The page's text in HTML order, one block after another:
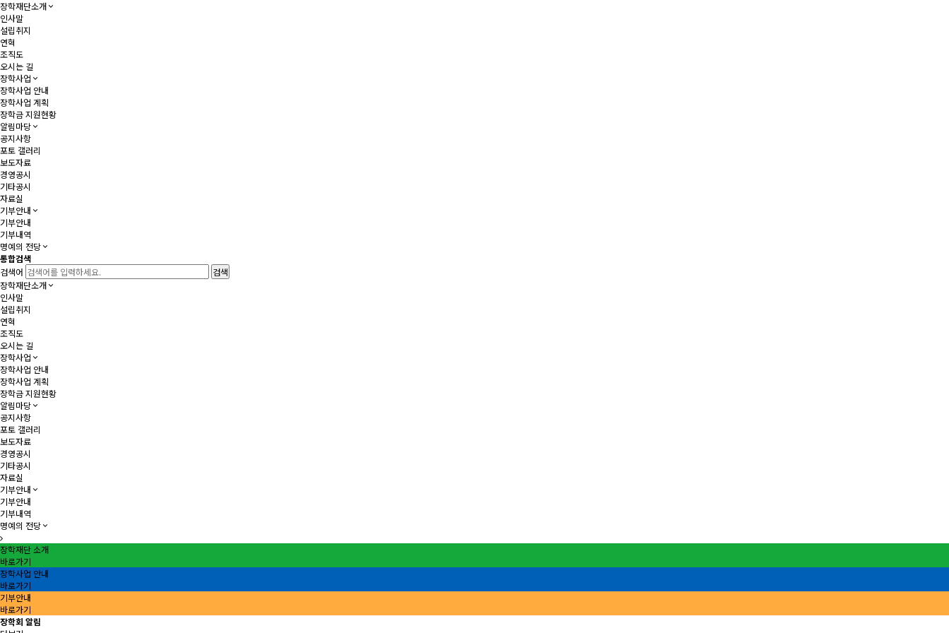
장학재단소개
인사말
설립취지
연혁
조직도
오시는 길
장학사업
장학사업 안내
장학사업 계획
장학금 지원현황
알림마당
공지사항
포토 갤러리
보도자료
경영공시
기타공시
자료실
기부안내
기부안내
기부내역
명예의 전당
통합검색
검색어
장학재단소개
인사말
설립취지
연혁
조직도
오시는 길
장학사업
장학사업 안내
장학사업 계획
장학금 지원현황
알림마당
공지사항
포토 갤러리
보도자료
경영공시
기타공시
자료실
기부안내
기부안내
기부내역
명예의 전당
장학재단 소개
바로가기
장학사업 안내
바로가기
기부안내
바로가기
장학회 알림